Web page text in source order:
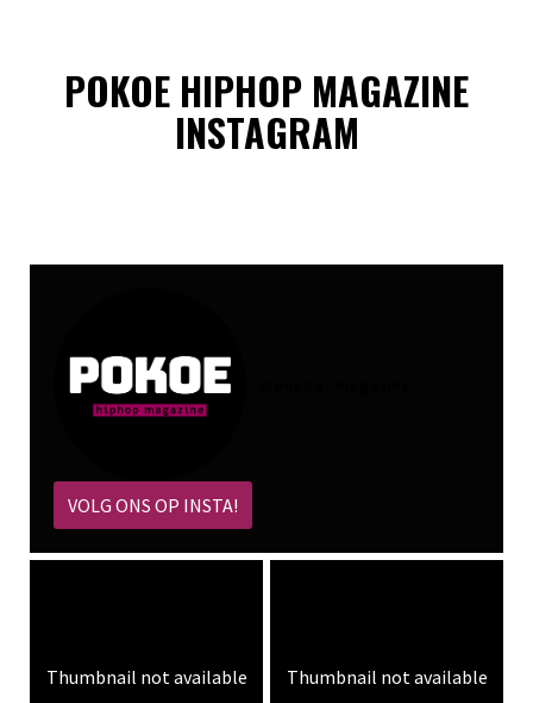
POKOE HIPHOP MAGAZINE
INSTAGRAM
VOLG ONS OP INSTA!
Thumbnail not available Thumbnail not available